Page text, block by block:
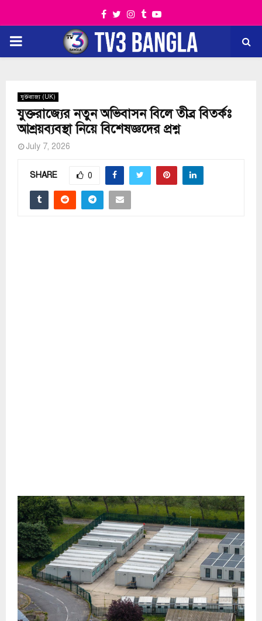
Facebook
TwitterInstagram
TumblrYoutube
PRIMARY
যুক্তরাজ্য (UK)
যুক্তরাজ্যের নতুন অভিবাসন বিলে তীব্র বিতর্কঃ
আশ্রয়ব্যবস্থা নিয়ে বিশেষজ্ঞদের প্রশ্ন
July 7, 2026
SHARE 0